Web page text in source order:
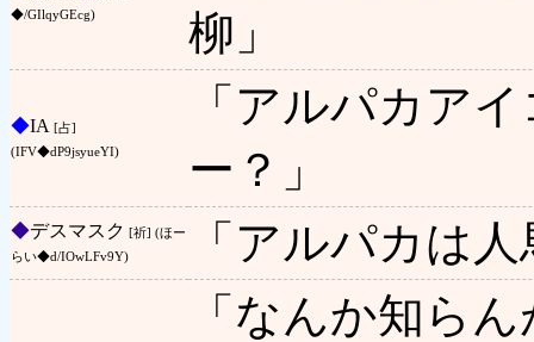
◆/GIlqyGEcg)
柳」
◆IA [占]
(IFV◆dP9jsyueYI)
「アルパカア
ー？」
◆デスマスク [祈] (ほー
らい◆d/IOwLFv9Y)
「アルパカは
「なんか知ら